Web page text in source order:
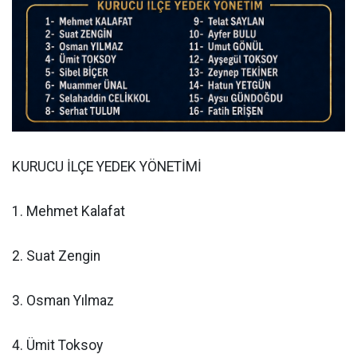
KURUCU İLÇE YEDEK YÖNETİMİ
1. Mehmet Kalafat
2. Suat Zengin
3. Osman Yılmaz
4. Ümit Toksoy